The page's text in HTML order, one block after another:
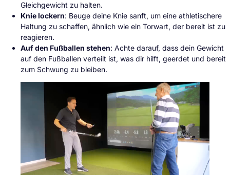
Gleichgewicht zu halten.
Knie lockern: Beuge deine Knie sanft, um eine athletischere
Haltung zu schaffen, ähnlich wie ein Torwart, der bereit ist zu
reagieren.
Auf den Fußballen stehen: Achte darauf, dass dein Gewicht
auf den Fußballen verteilt ist, was dir hilft, geerdet und bereit
zum Schwung zu bleiben.